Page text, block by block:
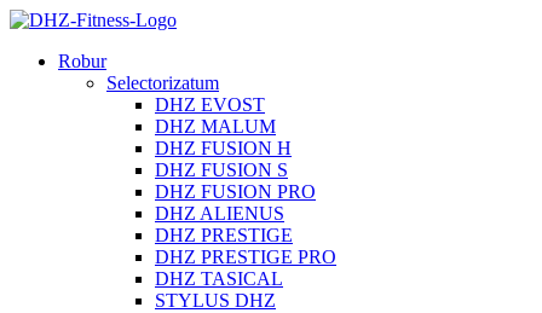
Robur
Selectorizatum
DHZ EVOST
DHZ MALUM
DHZ FUSION H
DHZ FUSION S
DHZ FUSION PRO
DHZ ALIENUS
DHZ PRESTIGE
DHZ PRESTIGE PRO
DHZ TASICAL
STYLUS DHZ